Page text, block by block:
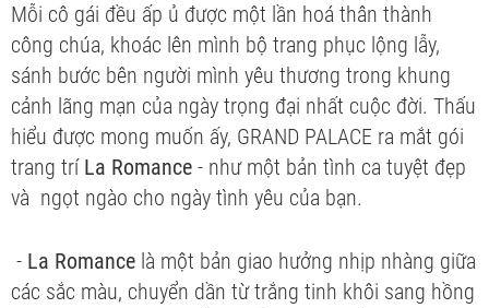
Mỗi cô gái đều ấp ủ được một lần hoá thân thành
công chúa, khoác lên mình bộ trang phục lộng lẫy,
sánh bước bên người mình yêu thương trong khung
cảnh lãng mạn của ngày trọng đại nhất cuộc đời. Thấu
hiểu được mong muốn ấy, GRAND PALACE ra mắt gói
trang trí La Romance - như một bản tình ca tuyệt đẹp
và ngọt ngào cho ngày tình yêu của bạn.
- La Romance là một bản giao hưởng nhịp nhàng giữa
các sắc màu, chuyển dần từ trắng tinh khôi sang hồng